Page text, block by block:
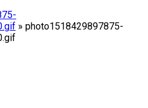
» photo1518429897875-